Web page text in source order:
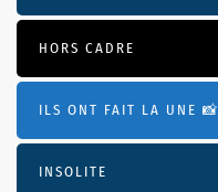
HORS CADRE
ILS ONT FAIT LA UNE 📸
INSOLITE